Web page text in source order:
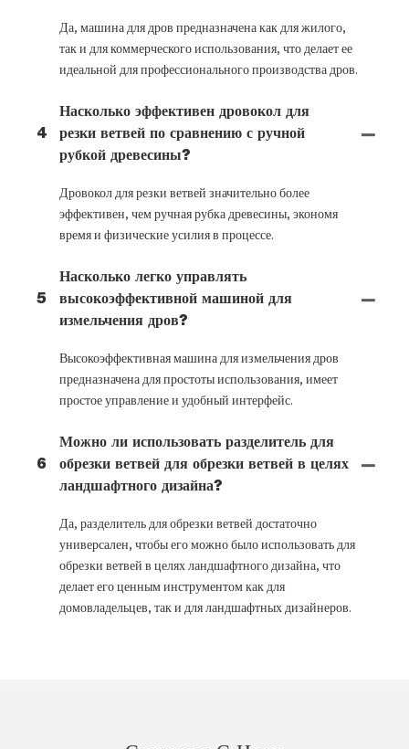
Да, машина для дров предназначена как для жилого,
так и для коммерческого использования, что делает ее
идеальной для профессионального производства дров.
4
Насколько эффективен дровокол для
резки ветвей по сравнению с ручной
рубкой древесины?
Дровокол для резки ветвей значительно более
эффективен, чем ручная рубка древесины, экономя
время и физические усилия в процессе.
5
Насколько легко управлять
высокоэффективной машиной для
измельчения дров?
Высокоэффективная машина для измельчения дров
предназначена для простоты использования, имеет
простое управление и удобный интерфейс.
6
Можно ли использовать разделитель для
обрезки ветвей для обрезки ветвей в целях
ландшафтного дизайна?
Да, разделитель для обрезки ветвей достаточно
универсален, чтобы его можно было использовать для
обрезки ветвей в целях ландшафтного дизайна, что
делает его ценным инструментом как для
домовладельцев, так и для ландшафтных дизайнеров.